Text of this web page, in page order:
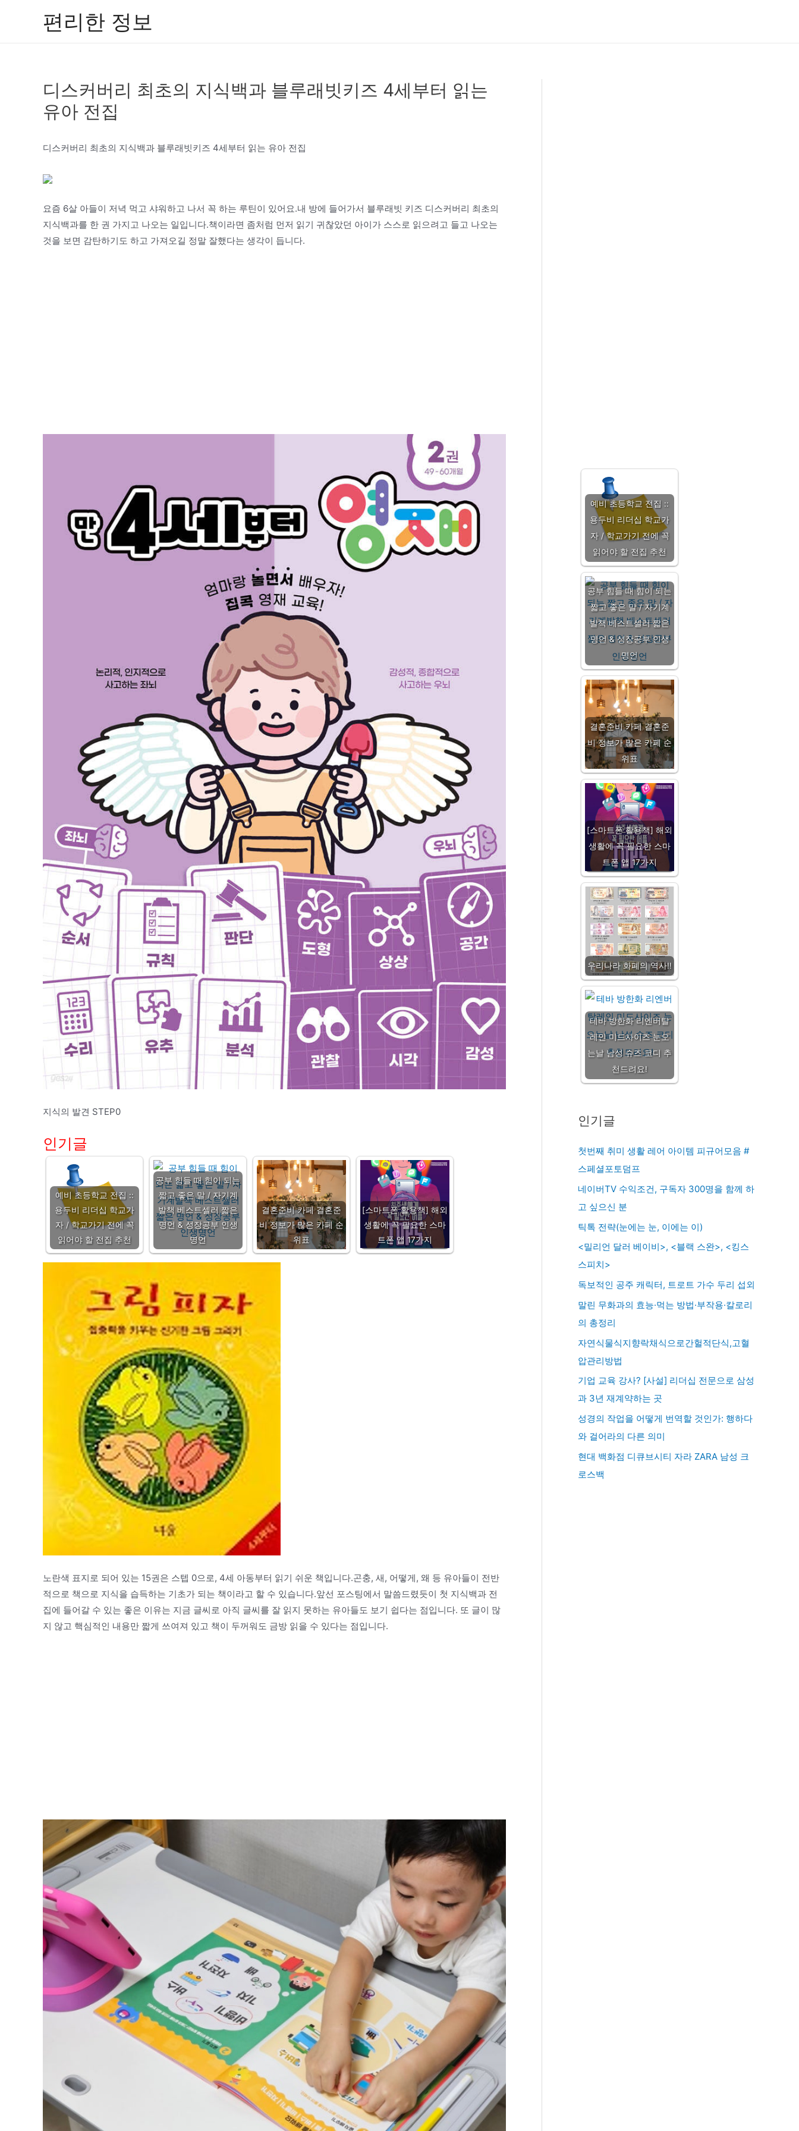
편리한 정보
디스커버리 최초의 지식백과 블루래빗키즈 4세부터 읽는
유아 전집
디스커버리 최초의 지식백과 블루래빗키즈 4세부터 읽는 유아 전집
요즘 6살 아들이 저녁 먹고 샤워하고 나서 꼭 하는 루틴이 있어요.내 방에 들어가서 블루래빗 키즈 디스커버리 최초의
지식백과를 한 권 가지고 나오는 일입니다.책이라면 좀처럼 먼저 읽기 귀찮았던 아이가 스스로 읽으려고 들고 나오는
것을 보면 감탄하기도 하고 가져오길 정말 잘했다는 생각이 듭니다.
지식의 발견 STEP0
인기글
예비 초등학교 전집 ::
용두비 리더십 학교가
자 / 학교가기 전에 꼭
읽어야 할 전집 추천
공부 힘들 때 힘이 되는
짧고 좋은 말 / 자기계
발책 베스트셀러 짧은
명언 & 성장공부 인생
명언
결혼준비 카페 결혼준
비 정보가 많은 카페 순
위표
[스마트폰 활용책] 해외
생활에 꼭 필요한 스마
트폰 앱 17가지
노란색 표지로 되어 있는 15권은 스텝 0으로, 4세 아동부터 읽기 쉬운 책입니다.곤충, 새, 어떻게, 왜 등 유아들이 전반
적으로 책으로 지식을 습득하는 기초가 되는 책이라고 할 수 있습니다.앞선 포스팅에서 말씀드렸듯이 첫 지식백과 전
집에 들어갈 수 있는 좋은 이유는 지금 글씨로 아직 글씨를 잘 읽지 못하는 유아들도 보기 쉽다는 점입니다. 또 글이 많
지 않고 핵심적인 내용만 짧게 쓰여져 있고 책이 두꺼워도 금방 읽을 수 있다는 점입니다.
예비 초등학교 전집 ::
용두비 리더십 학교가
자 / 학교가기 전에 꼭
읽어야 할 전집 추천
공부 힘들 때 힘이 되는
짧고 좋은 말 / 자기계
발책 베스트셀러 짧은
명언 & 성장공부 인생
명언
결혼준비 카페 결혼준
비 정보가 많은 카페 순
위표
[스마트폰 활용책] 해외
생활에 꼭 필요한 스마
트폰 앱 17가지
우리나라 화폐의 역사!!
테바 방한화 리엔버탈
레인 미드사이즈 눈오
는날 남성 슈즈 코디 추
천드려요!
인기글
첫번째 취미 생활 레어 아이템 피규어모음 #
스페셜포토덤프
네이버TV 수익조건, 구독자 300명을 함께 하
고 싶으신 분
틱톡 전략(눈에는 눈, 이에는 이)
<밀리언 달러 베이비>, <블랙 스완>, <킹스
스피치>
독보적인 공주 캐릭터, 트로트 가수 두리 섭외
말린 무화과의 효능·먹는 방법·부작용·칼로리
의 총정리
자연식물식지향락채식으로간헐적단식,고혈
압관리방법
기업 교육 강사? [사설] 리더십 전문으로 삼성
과 3년 재계약하는 곳
성경의 작업을 어떻게 번역할 것인가: 행하다
와 걸어라의 다른 의미
현대 백화점 디큐브시티 자라 ZARA 남성 크
로스백